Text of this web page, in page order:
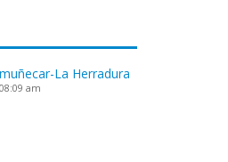
La Herradura
am